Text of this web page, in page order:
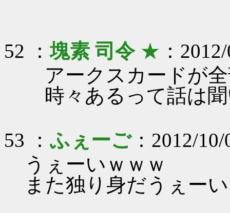
52 ：塊素 司令★ ：
アークスカードが
時々あるって話は
53 ：ふぇーご：2012/
うぇーいｗｗｗ
また独り身だうぇー